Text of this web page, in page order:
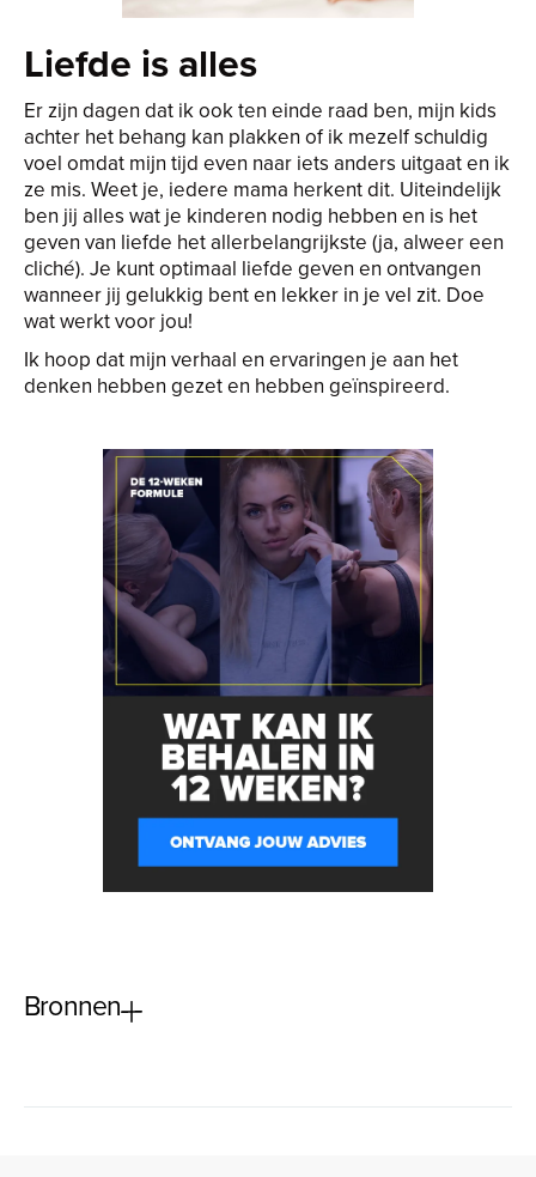
Liefde is alles
Er zijn dagen dat ik ook ten einde raad ben, mijn kids
achter het behang kan plakken of ik mezelf schuldig
voel omdat mijn tijd even naar iets anders uitgaat en ik
ze mis. Weet je, iedere mama herkent dit. Uiteindelijk
ben jij alles wat je kinderen nodig hebben en is het
geven van liefde het allerbelangrijkste (ja, alweer een
cliché). Je kunt optimaal liefde geven en ontvangen
wanneer jij gelukkig bent en lekker in je vel zit. Doe
wat werkt voor jou!
Ik hoop dat mijn verhaal en ervaringen je aan het
denken hebben gezet en hebben geïnspireerd.
Bronnen